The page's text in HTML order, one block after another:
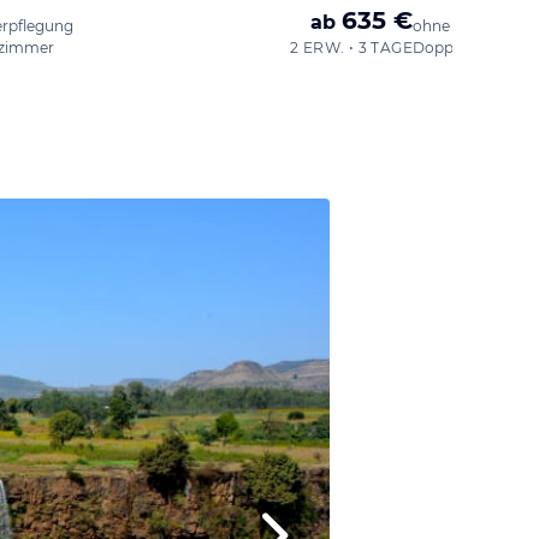
ab 635 €
2 ERW. • 3 TAGE
ohne
Doppelzimmer